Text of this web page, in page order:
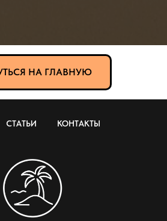
НА ГЛАВНУЮ
СТАТЬИ КОНТАКТЫ